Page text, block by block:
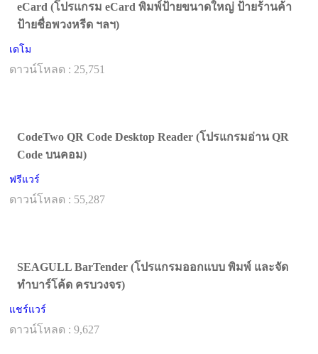
eCard (โปรแกรม eCard พิมพ์ป้ายขนาดใหญ่ ป้ายร้านค้า
ป้ายชื่อพวงหรีด ฯลฯ)
เดโม
ดาวน์โหลด : 25,751
CodeTwo QR Code Desktop Reader (โปรแกรมอ่าน QR
Code บนคอม)
ฟรีแวร์
ดาวน์โหลด : 55,287
SEAGULL BarTender (โปรแกรมออกแบบ พิมพ์ และจัด
ทำบาร์โค้ด ครบวงจร)
แชร์แวร์
ดาวน์โหลด : 9,627